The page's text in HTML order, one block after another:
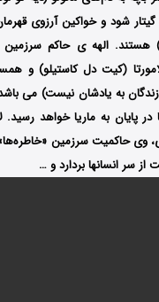
گیتار شود و خواکین آرزوی
هستند. الهه ی حاکم
(کیت دل کاستیلو) و
به یادشان نیست) می
به ماریا خواهد رسید.
وی حاکمیت سرزمین
سر انسانها بردارد و …